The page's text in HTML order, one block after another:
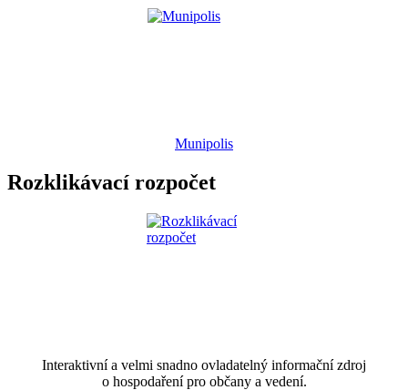
Munipolis
Rozklikávací rozpočet
Interaktivní a velmi snadno ovladatelný informační zdroj
o hospodaření pro občany a vedení.